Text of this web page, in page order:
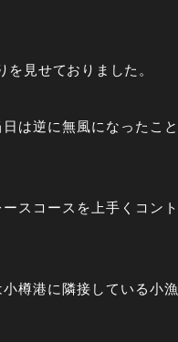
見せておりました。
は逆に無風になったこと
スコースを上手くコント
樽港に隣接している小漁